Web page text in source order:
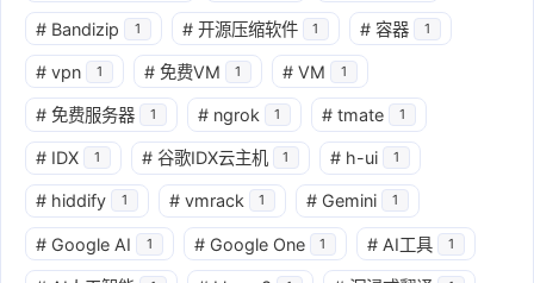
# Bandizip 1 # 开源压缩软件 1 # 容器 1
# vpn 1 # 免费VM 1 # VM 1
# 免费服务器 1 # ngrok 1 # tmate 1
# IDX 1 # 谷歌IDX云主机 1 # h-ui 1
# hiddify 1 # vmrack 1 # Gemini 1
# Google AI 1 # Google One 1 # AI工具 1